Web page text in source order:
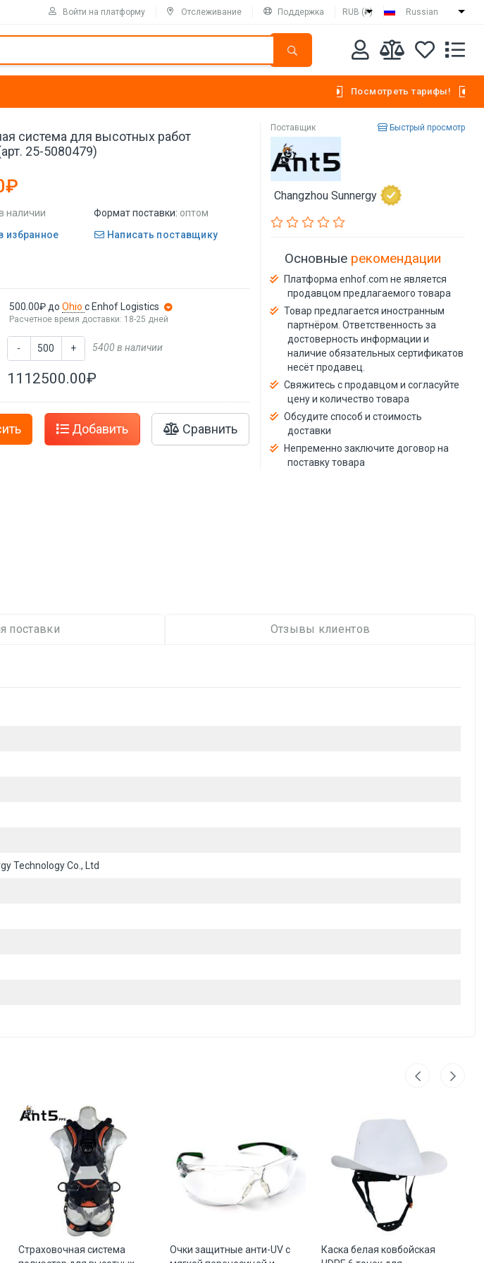
Войти на платформу Отслеживание Поддержка RUB (₽) Russian
Посмотреть тарифы!
система для высотных работ
25-5080479)
наличии Формат поставки: оптом
избранное
Написать поставщику
500.00₽ доOhioс Enhof Logistics
Расчетное время доставки: 18-25 дней
- + 5400 в наличии
1112500.00₽
Добавить Сравнить
Поставщик Быстрый просмотр
Changzhou Sunnergy
Основные рекомендации
Платформа enhof.com не является
продавцом предлагаемого товара
Товар предлагается иностранным
партнёром. Ответственность за
достоверность информации и
наличие обязательных сертификатов
несёт продавец.
Свяжитесь с продавцом и согласуйте
цену и количество товара
Обсудите способ и стоимость
доставки
Непременно заключите договор на
поставку товара
поставки Отзывы клиентов
Technology Co., Ltd
Страховочная система
Очки защитные анти-UV с
Каска белая ковбойская